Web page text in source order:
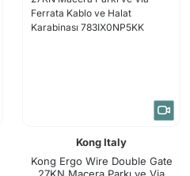
Kong Italy
Kong Ergo Wire Double Gate